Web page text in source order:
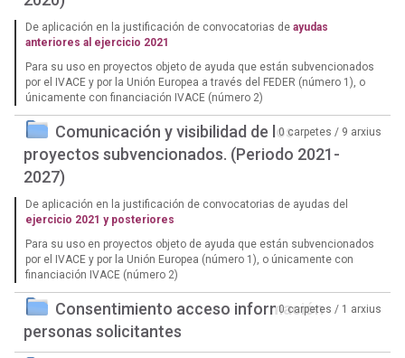
De aplicación en la justificación de convocatorias de ayudas
anteriores al ejercicio 2021
Para su uso en proyectos objeto de ayuda que están subvencionados
por el IVACE y por la Unión Europea a través del FEDER (número 1), o
únicamente con financiación IVACE (número 2)
Comunicación y visibilidad de los
proyectos subvencionados. (Periodo 2021-
2027)
0 carpetes / 9 arxius
De aplicación en la justificación de convocatorias de ayudas del
ejercicio 2021 y posteriores
Para su uso en proyectos objeto de ayuda que están subvencionados
por el IVACE y por la Unión Europea (número 1), o únicamente con
financiación IVACE (número 2)
Consentimiento acceso información
personas solicitantes
0 carpetes / 1 arxius